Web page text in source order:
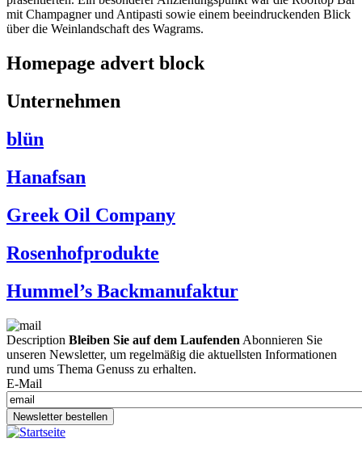
mit Champagner und Antipasti sowie einem beeindruckenden Blick
über die Weinlandschaft des Wagrams.
Homepage advert block
Unternehmen
blün
Hanafsan
Greek Oil Company
Rosenhofprodukte
Hummel’s Backmanufaktur
Description Bleiben Sie auf dem Laufenden Abonnieren Sie
unseren Newsletter, um regelmäßig die aktuellsten Informationen
rund ums Thema Genuss zu erhalten.
E-Mail
Newsletter bestellen